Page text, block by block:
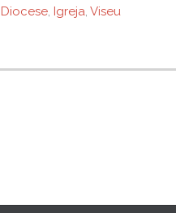
Category
Diocese, Igreja, Viseu